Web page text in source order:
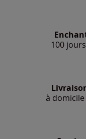
100
à